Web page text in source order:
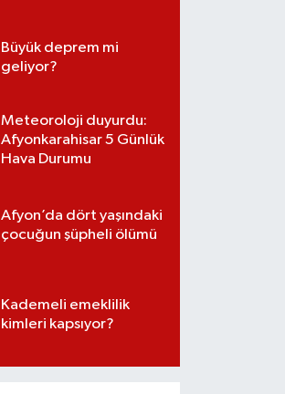
Büyük deprem mi
geliyor?
Meteoroloji duyurdu:
Afyonkarahisar 5 Günlük
Hava Durumu
Afyon’da dört yaşındaki
çocuğun şüpheli ölümü
Kademeli emeklilik
kimleri kapsıyor?